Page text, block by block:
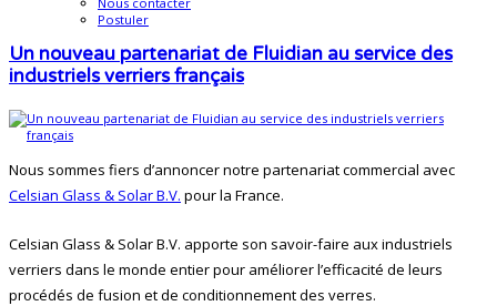
Postuler
Un nouveau partenariat de Fluidian au service des
industriels verriers français
Nous sommes fiers d’annoncer notre partenariat commercial avec
Celsian Glass & Solar B.V. pour la France.
Celsian Glass & Solar B.V. apporte son savoir-faire auxindustriels
verriers dans le monde entier pour améliorerl’efficacité de leurs
procédés de fusion et de conditionnement des verres.